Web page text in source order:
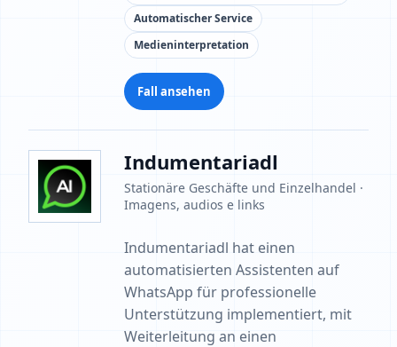
Automatischer Service
Medieninterpretation
Fall ansehen
Indumentariadl
Stationäre Geschäfte und Einzelhandel ·
Imagens, audios e links
Indumentariadl hat einen
automatisierten Assistenten auf
WhatsApp für professionelle
Unterstützung implementiert, mit
Weiterleitung an einen